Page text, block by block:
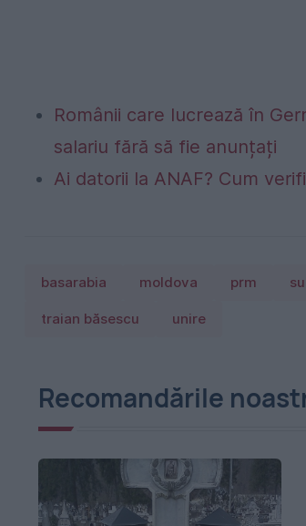
Românii care lucrează în
salariu fără să fie anunțați
Ai datorii la ANAF? Cum
basarabia moldova prm
traian băsescu unire
Recomandările